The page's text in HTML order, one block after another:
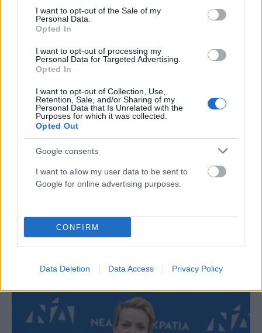
consent section.
I want to opt-out of the Sale of my
Personal Data.
Opted In
I want to opt-out of processing my
Personal Data for Targeted Advertising.
Opted In
I want to opt-out of Collection, Use,
Retention, Sale, and/or Sharing of my
Personal Data that Is Unrelated with the
Purposes for which it was collected.
Opted Out
Google consents
I want to allow my user data to be sent to
Google for online advertising purposes.
CONFIRM
Data Deletion Data Access Privacy Policy
νέες θέσεις εργασίας υψηλής εξειδίκευσης σε 7 χρόνια
(VIDEO)
ΑΝΑΡΤΗΘΗΚΕ ΑΠΟ GMYLONAS 7 ΑΥΓΟΎΣΤΟΥ 2026
Κώστας Τσουκαλάς: Όσο συνεχίζονται οι
7 ΑΥΓΟΎΣΤΟΥ 2026